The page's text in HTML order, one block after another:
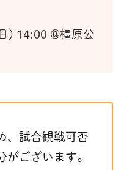
) 14:00 @橿原公
、試合観戦可否
がございます。